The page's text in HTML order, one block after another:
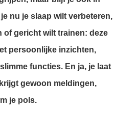
nu je slaap wilt verbeteren,
of gericht wilt trainen: deze
persoonlijke inzichten,
functies. En ja, je laat
gewoon meldingen,
je pols.